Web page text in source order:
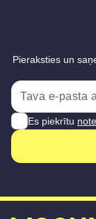
Pieraksties un
Es piekrītu